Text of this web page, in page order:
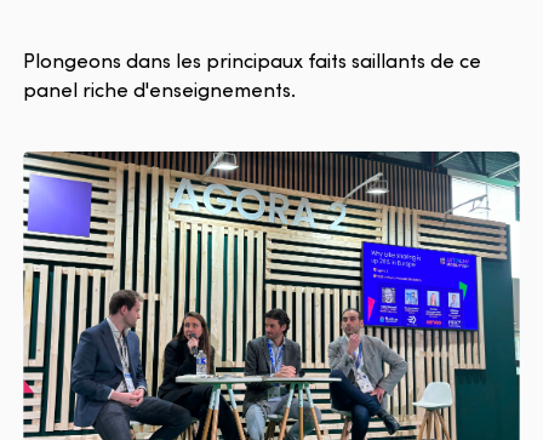
Plongeons dans les principaux faits saillants de ce
panel riche d'enseignements.